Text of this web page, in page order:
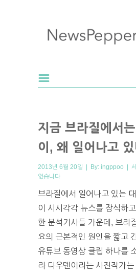
지금 브라질에서
이, 왜 일어나고
2013년 6월 20일 | By: ingppoo |
없습니다
브라질에서 일어나고 있는
이 시시각각 뉴스를 장식하
한 분석기사들 가운데, 브라
요의 근본적인 원인을 짧고
유튜브 동영상 클립 하나를
라 다우덴이라는 사진작가는